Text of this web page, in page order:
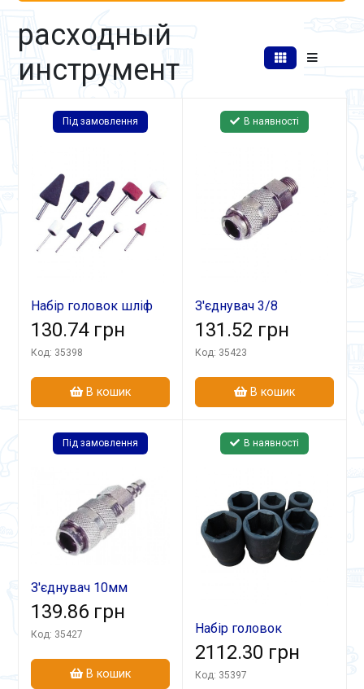
расходный
инструмент
Під замовлення
Набір головок шліф
НГШ-001 (1/4,1/8)
130.74 грн
Код: 35398
В кошик
В наявності
З'єднувач 3/8
швидкоз'ємний СБ-2
131.52 грн
Код: 35423
В кошик
Під замовлення
З'єднувач 10мм
швидкоз'ємний СБ-3
139.86 грн
Код: 35427
В кошик
В наявності
Набір головок
ударних НГ-003
(22,24,32,35,38,41)
2112.30 грн
Код: 35397